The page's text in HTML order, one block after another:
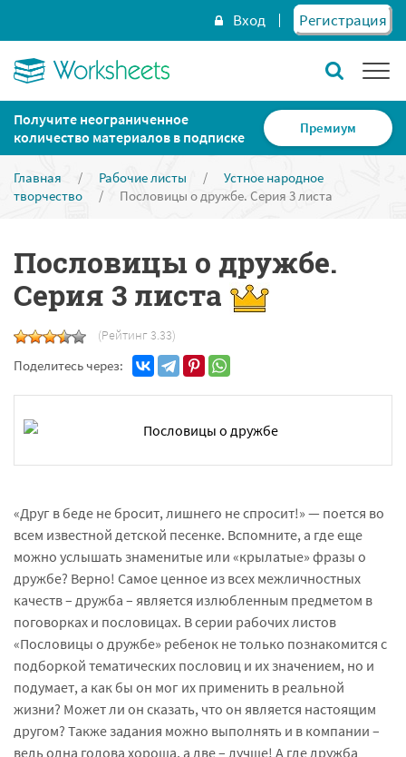
Вход Регистрация
Получите неограниченное
количество материалов в подписке
Премиум
Главная / Рабочие листы /
Устное народное
творчество
/ Пословицы о дружбе. Серия 3 листа
Пословицы о дружбе.
Серия 3 листа
(Рейтинг 3.33)
Поделитесь через:
«Друг в беде не бросит, лишнего не спросит!» — поется во
всем известной детской песенке. Вспомните, а где еще
можно услышать знаменитые или «крылатые» фразы о
дружбе? Верно! Самое ценное из всех межличностных
качеств – дружба – является излюбленным предметом в
поговорках и пословицах. В серии рабочих листов
«Пословицы о дружбе» ребенок не только познакомится с
подборкой тематических пословиц и их значением, но и
подумает, а как бы он мог их применить в реальной
жизни? Может ли он сказать, что он является настоящим
другом? Также задания можно выполнять и в компании –
ведь одна голова хороша, а две – лучше! А где дружба